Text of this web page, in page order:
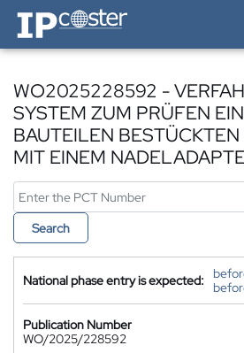
IP-Coster — Home
WO2025228592 -
SYSTEM ZUM PRÜFEN
BAUTEILEN
MIT EINEM
Search
National phase entry is expected:
Publication Number
WO/2025/228592